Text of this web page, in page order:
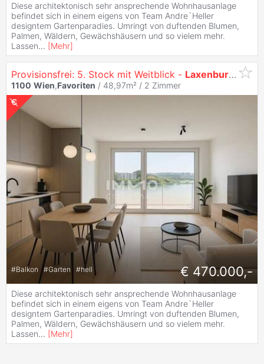
Diese architektonisch sehr ansprechende Wohnhausanlage
befindet sich in einem eigens von Team Andre`Heller
designtem Gartenparadies. Umringt von duftenden Blumen,
Palmen, Wäldern, Gewächshäusern und so vielem mehr.
Lassen... [Mehr]
Provisionsfrei: 5. Stock mit Weitblick - Laxenburger
1100 Wien,Favoriten / 48,97m² / 2 Zimmer
#Balkon #Garten #hell € 470.000,-
Diese architektonisch sehr ansprechende Wohnhausanlage
befindet sich in einem eigens von Team Andre`Heller
designtem Gartenparadies. Umringt von duftenden Blumen,
Palmen, Wäldern, Gewächshäusern und so vielem mehr.
Lassen... [Mehr]